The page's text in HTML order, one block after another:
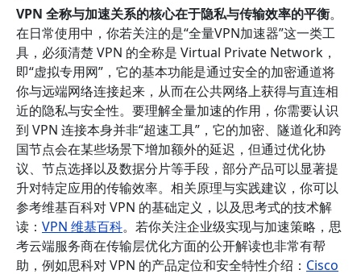
VPN 全称与加速关系的核心在于隐私与传输效率的平衡。
在日常使用中，你若关注的是“全量VPN加速器”这一类工
具，必须清楚 VPN 的全称是 Virtual Private Network，
即“虚拟专用网”，它的基本功能是通过安全的加密通道将
你与远端网络连接起来，从而在公共网络上获得与直连相
近的隐私与安全性。要理解全量加速的作用，你需要认识
到 VPN 连接本身并非“超速工具”，它的加密、隧道化和跨
国节点会在某些场景下增加额外的延迟，但通过优化协
议、节点选择以及数据分片等手段，部分产品可以显著提
升对特定应用的传输效率。相关原理与实践建议，你可以
参考维基百科对 VPN 的基础定义，以及思考式的技术解
读： VPN 维基百科。若你关注企业级实现与加速策略，思
考云端服务商在传输层优化方面的公开解读也非常有帮
助，例如思科对 VPN 的产品定位和安全特性介绍： Cisco